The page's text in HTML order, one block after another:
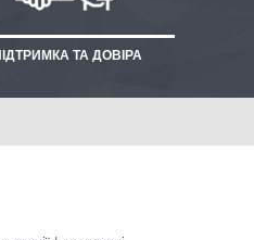
ТА ДОВІРА